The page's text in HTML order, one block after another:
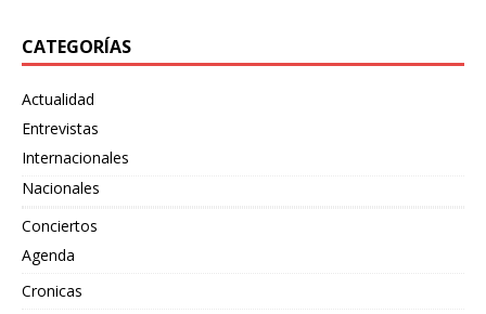
CATEGORÍAS
Actualidad
Entrevistas
Internacionales
Nacionales
Conciertos
Agenda
Cronicas